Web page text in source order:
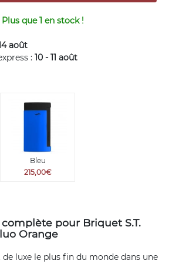
Plus que1 en stock !
août
: 10 - 11 août
Bleu
215,00€
pour Briquet S.T.
Orange
luxe le plus fin du monde dans une